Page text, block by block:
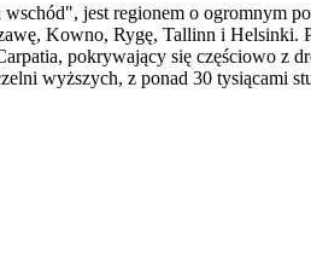
jest regionem o ogromnym
Kowno, Rygę, Tallinn i
pokrywający się częściowo z
wyższych, z ponad 30 tysiącami